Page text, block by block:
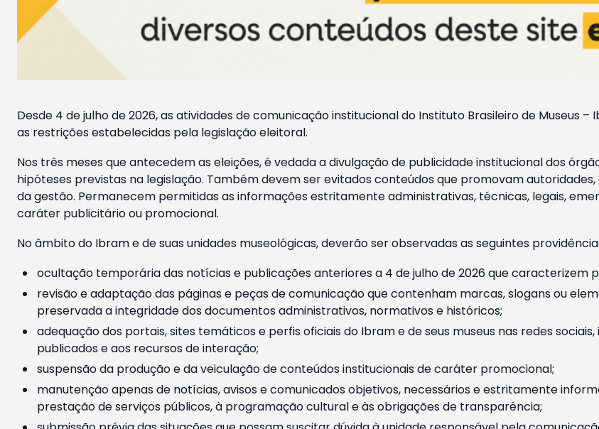
Desde 4 de julho de 2026, as atividades de comunicação institucional do Instituto Brasileiro de Museus
as restrições estabelecidas pela legislação eleitoral.
Nos três meses que antecedem as eleições, é vedada a divulgação de publicidade institucional dos
hipóteses previstas na legislação. Também devem ser evitados conteúdos que promovam
da gestão. Permanecem permitidas as informações estritamente administrativas, técnicas, legais,
caráter publicitário ou promocional.
No âmbito do Ibram e de suas unidades museológicas, deverão ser observadas as seguintes
ocultação temporária das notícias e publicações anteriores a 4 de julho de 2026 que caracterizem
revisão e adaptação das páginas e peças de comunicação que contenham marcas, slogans ou
preservada a integridade dos documentos administrativos, normativos e históricos;
adequação dos portais, sites temáticos e perfis oficiais do Ibram e de seus museus nas redes
publicados e aos recursos de interação;
suspensão da produção e da veiculação de conteúdos institucionais de caráter promocional;
manutenção apenas de notícias, avisos e comunicados objetivos, necessários e estritamente
prestação de serviços públicos, à programação cultural e às obrigações de transparência;